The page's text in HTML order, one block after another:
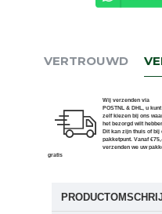
VERTROUWD
Wij verzenden via
POSTNL & DHL, u kunt
zelf kiezen bij ons
het bezorgd wilt
Dit kan zijn thuis of bij
pakketpunt. Vanaf €75,-
verzenden we uw
gratis